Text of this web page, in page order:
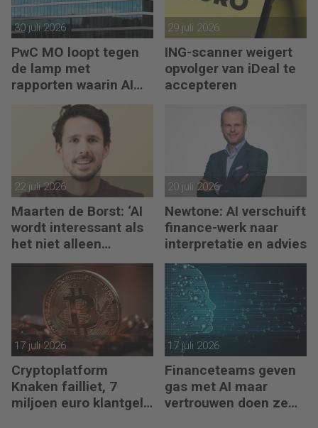
30 juli 2026
PwC MO loopt tegen
de lamp met
rapporten waarin AI
erop los liegt
29 juli 2026
ING-scanner weigert
opvolger van iDeal te
accepteren
22 juli 2026
Maarten de Borst: ‘AI
wordt interessant als
het niet alleen
meedenkt, maar ook
20 juli 2026
Newtone: AI verschuift
finance-werk naar
interpretatie en advies
17 juli 2026
Cryptoplatform
Knaken failliet, 7
miljoen euro klantgeld
17 juli 2026
Financeteams geven
gas met AI maar
vertrouwen doen ze